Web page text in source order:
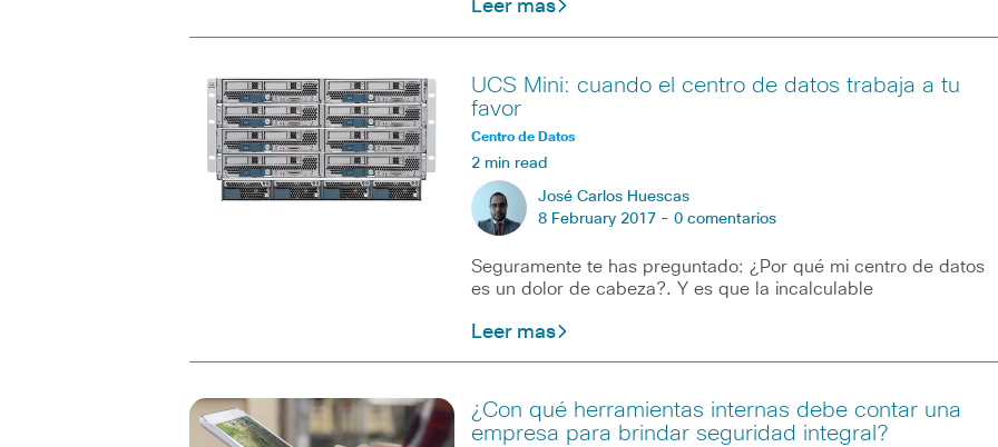
Leer mas
UCS Mini: cuando el centro de datos trabaja a tu
favor
Centro de Datos
2 min read
José Carlos Huescas
8 February 2017 - 0 comentarios
Seguramente te has preguntado: ¿Por qué mi centro de datos
es un dolor de cabeza?. Y es que la incalculable
Leer mas
¿Con qué herramientas internas debe contar una
empresa para brindar seguridad integral?